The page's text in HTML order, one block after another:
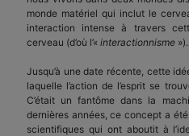
monde matériel qui inclut le
interaction intense à travers
cerveau (d’où l’« interactionnisme »).
Jusqu’à une date récente, cette
laquelle l’action de l’esprit se
C’était un fantôme dans la
dernières années, ce concept a
scientifiques qui ont aboutit à